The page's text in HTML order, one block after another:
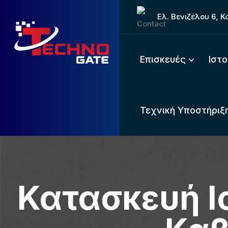
Ελ. Βενιζέλου 6,
Επισκευές
Τεχνική
Κατασκευή